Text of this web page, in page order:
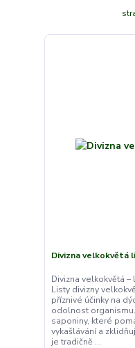
Divizna velkokvětá
Divizna velkokvětá
Listy divizny
příznivé účinky na
odolnost
saponiny, které
vykašlávání a
je tradičně ...